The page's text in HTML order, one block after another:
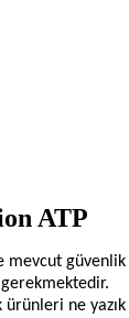
ATP
mevcut güvenlik
ne yazık